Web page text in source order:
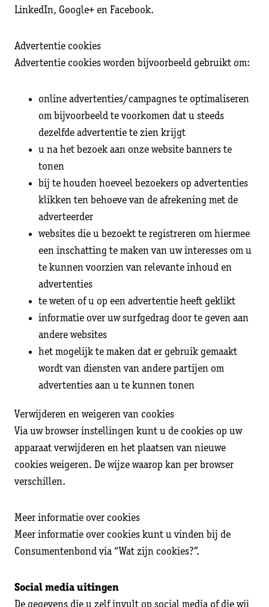
LinkedIn, Google+ en Facebook.
Advertentie cookies
Advertentie cookies worden bijvoorbeeld gebruikt om:
online advertenties/campagnes te optimaliseren
om bijvoorbeeld te voorkomen dat u steeds
dezelfde advertentie te zien krijgt
u na het bezoek aan onze website banners te
tonen
bij te houden hoeveel bezoekers op advertenties
klikken ten behoeve van de afrekening met de
adverteerder
websites die u bezoekt te registreren om hiermee
een inschatting te maken van uw interesses om u
te kunnen voorzien van relevante inhoud en
advertenties
te weten of u op een advertentie heeft geklikt
informatie over uw surfgedrag door te geven aan
andere websites
het mogelijk te maken dat er gebruik gemaakt
wordt van diensten van andere partijen om
advertenties aan u te kunnen tonen
Verwijderen en weigeren van cookies
Via uw browser instellingen kunt u de cookies op uw
apparaat verwijderen en het plaatsen van nieuwe
cookies weigeren. De wijze waarop kan per browser
verschillen.
Meer informatie over cookies
Meer informatie over cookies kunt u vinden bij de
Consumentenbond via “Wat zijn cookies?”.
Social media uitingen